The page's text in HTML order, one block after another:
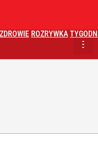
ZDROWIE ROZRYWKA